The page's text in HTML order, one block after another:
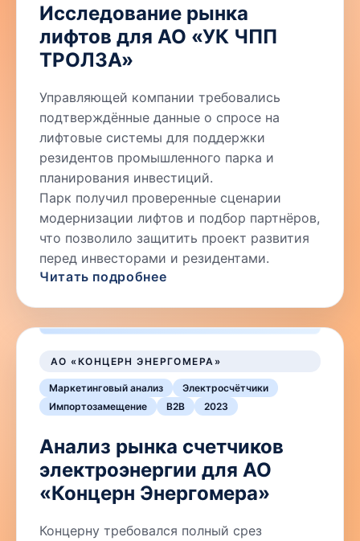
Исследование рынка
лифтов для АО «УК ЧПП
ТРОЛЗА»
Управляющей компании требовались
подтверждённые данные о спросе на
лифтовые системы для поддержки
резидентов промышленного парка и
планирования инвестиций.
Парк получил проверенные сценарии
модернизации лифтов и подбор партнёров,
что позволило защитить проект развития
перед инвесторами и резидентами.
Читать подробнее
АО «КОНЦЕРН ЭНЕРГОМЕРА»
Маркетинговый анализ
Электросчётчики
Импортозамещение
B2B 2023
Анализ рынка счетчиков
электроэнергии для АО
«Концерн Энергомера»
Концерну требовался полный срез